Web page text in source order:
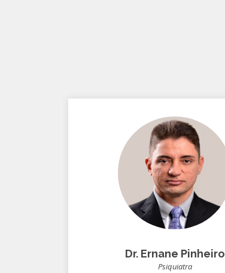
Dr. Ernane Pinheiro
Psiquiatra